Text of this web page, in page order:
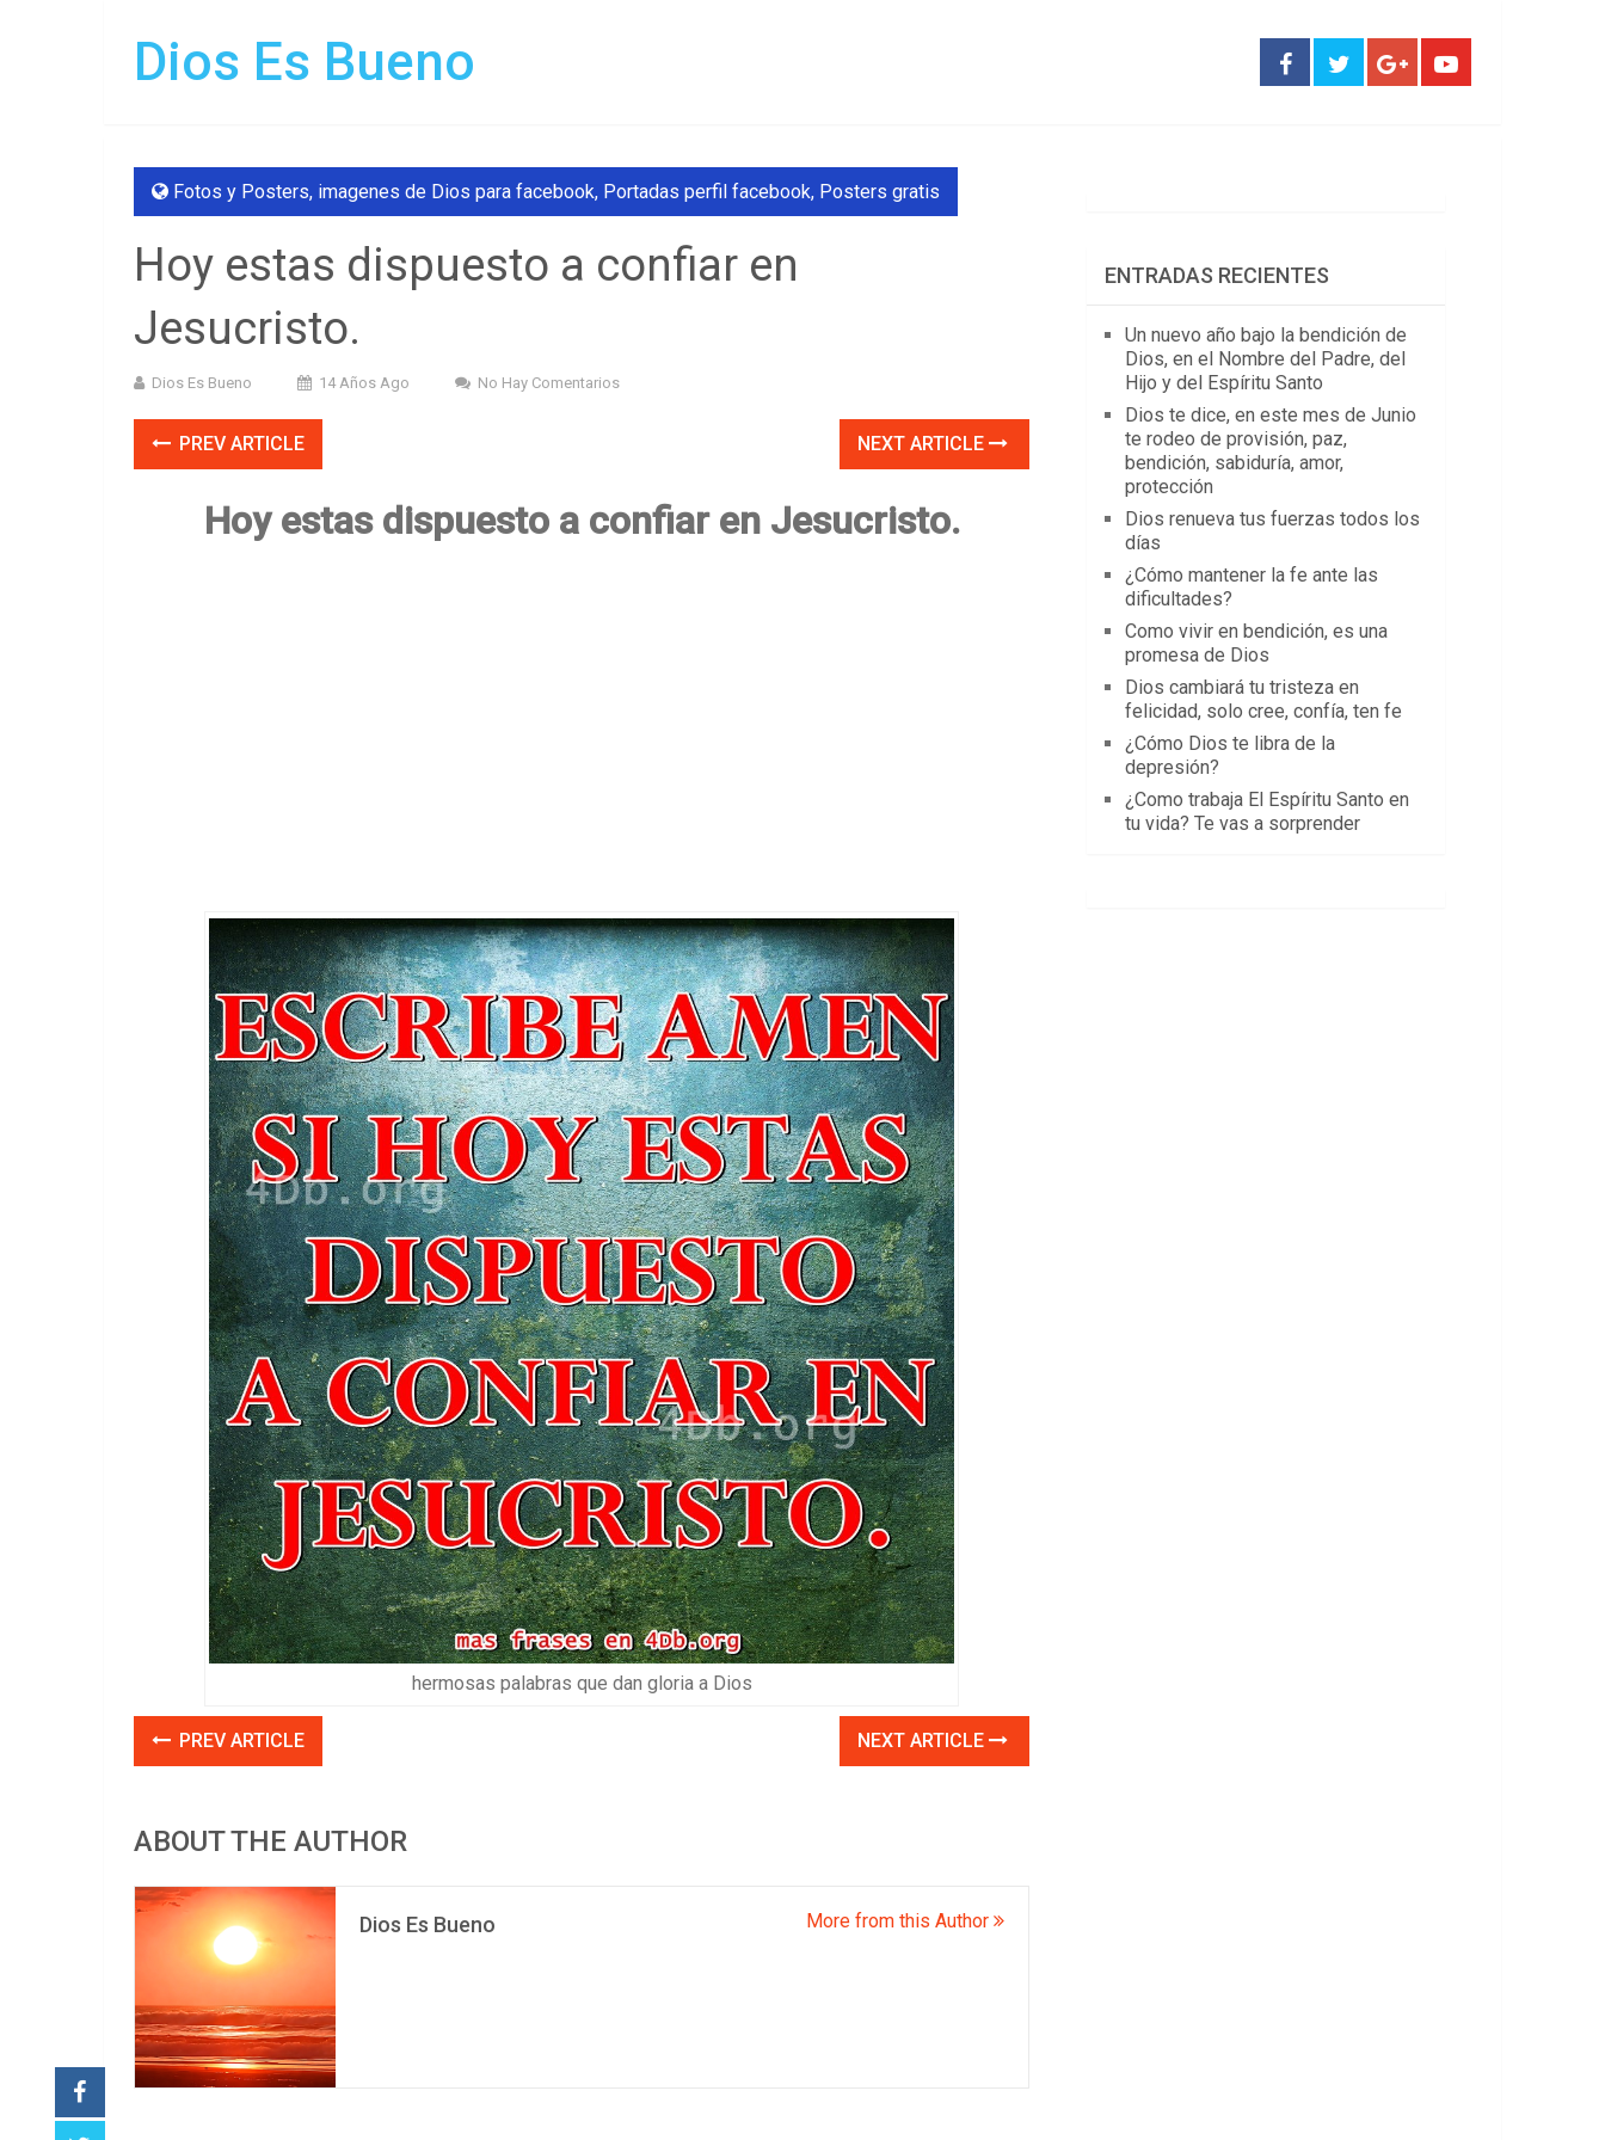
Dios Es Bueno
Fotos y Posters, imagenes de Dios para facebook, Portadas perfil facebook, Posters gratis
Hoy estas dispuesto a confiar en
Jesucristo.
Dios Es Bueno 14 Años Ago No Hay Comentarios
PREV ARTICLE NEXT ARTICLE
Hoy estas dispuesto a confiar en Jesucristo.
hermosas palabras que dan gloria a Dios
PREV ARTICLE NEXT ARTICLE
ABOUT THE AUTHOR
Dios Es Bueno More from this Author
ENTRADAS RECIENTES
Un nuevo año bajo la bendición de
Dios, en el Nombre del Padre, del
Hijo y del Espíritu Santo
Dios te dice, en este mes de Junio
te rodeo de provisión, paz,
bendición, sabiduría, amor,
protección
Dios renueva tus fuerzas todos los
días
¿Cómo mantener la fe ante las
dificultades?
Como vivir en bendición, es una
promesa de Dios
Dios cambiará tu tristeza en
felicidad, solo cree, confía, ten fe
¿Cómo Dios te libra de la
depresión?
¿Como trabaja El Espíritu Santo en
tu vida? Te vas a sorprender